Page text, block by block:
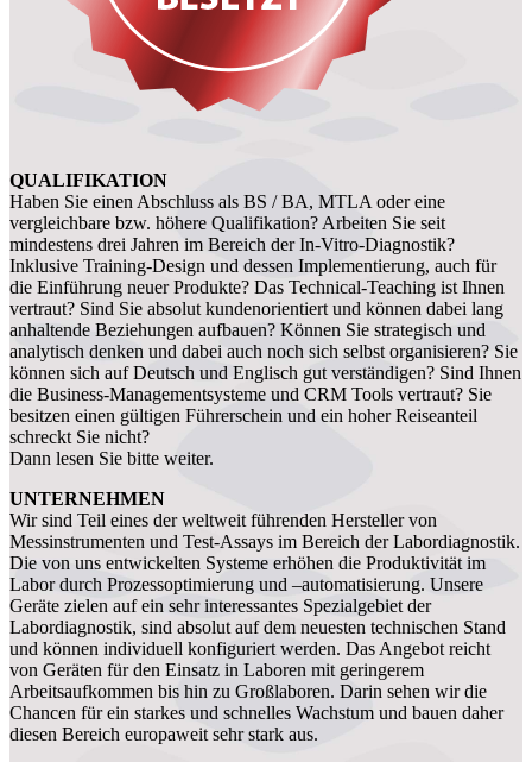
QUALIFIKATION
Haben Sie einen Abschluss als BS / BA, MTLA oder eine
vergleichbare bzw. höhere Qualifikation? Arbeiten Sie seit
mindestens drei Jahren im Bereich der In-Vitro-Diagnostik?
Inklusive Training-Design und dessen Implementierung, auch für
die Einführung neuer Produkte? Das Technical-Teaching ist Ihnen
vertraut? Sind Sie absolut kundenorientiert und können dabei lang
anhaltende Beziehungen aufbauen? Können Sie strategisch und
analytisch denken und dabei auch noch sich selbst organisieren? Sie
können sich auf Deutsch und Englisch gut verständigen? Sind Ihnen
die Business-Managementsysteme und CRM Tools vertraut? Sie
besitzen einen gültigen Führerschein und ein hoher Reiseanteil
schreckt Sie nicht?
Dann lesen Sie bitte weiter.
UNTERNEHMEN
Wir sind Teil eines der weltweit führenden Hersteller von
Messinstrumenten und Test-Assays im Bereich der Labordiagnostik.
Die von uns entwickelten Systeme erhöhen die Produktivität im
Labor durch Prozessoptimierung und –automatisierung. Unsere
Geräte zielen auf ein sehr interessantes Spezialgebiet der
Labordiagnostik, sind absolut auf dem neuesten technischen Stand
und können individuell konfiguriert werden. Das Angebot reicht
von Geräten für den Einsatz in Laboren mit geringerem
Arbeitsaufkommen bis hin zu Großlaboren. Darin sehen wir die
Chancen für ein starkes und schnelles Wachstum und bauen daher
diesen Bereich europaweit sehr stark aus.